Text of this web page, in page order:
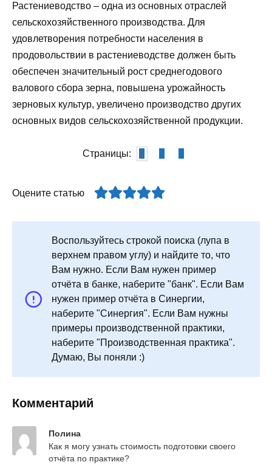
Растениеводство – одна из основных отраслей
сельскохозяйственного производства. Для
удовлетворения потребности населения в
продовольствии в растениеводстве должен быть
обеспечен значительный рост среднегодового
валового сбора зерна, повышена урожайность
зерновых культур, увеличено производство других
основных видов сельскохозяйственной продукции.
Страницы: 1
Оцените статью
Воспользуйтесь строкой поиска (лупа в
верхнем правом углу) и найдите то, что
Вам нужно. Если Вам нужен пример
отчёта в банке, наберите "банк". Если Вам
нужен пример отчёта в Синергии,
наберите "Синергия". Если Вам нужны
примеры производственной практики,
наберите "Производственная практика".
Думаю, Вы поняли :)
Комментарий
Полина
Как я могу узнать стоимость подготовки своего
отчёта по практике?